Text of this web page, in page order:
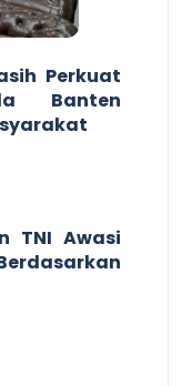
Perkuat
Banten
TNI Awasi